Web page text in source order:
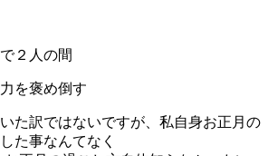
２人の間
を褒め倒す
た訳ではないですが、私自身お正月の
た事なんてなく